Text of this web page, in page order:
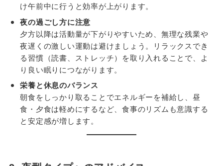
け午前中に行うと効率が上がります。
夜の過ごし方に注意
夕方以降は活動量が下がりやすいため、無理な残業や
夜遅くの激しい運動は避けましょう。リラックスでき
る習慣（読書、ストレッチ）を取り入れることで、よ
り良い眠りにつながります。
栄養と休息のバランス
朝食をしっかり取ることでエネルギーを補給し、昼
食・夕食は軽めにするなど、食事のリズムも意識する
と安定感が増します。